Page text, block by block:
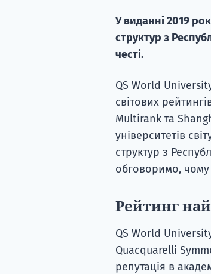
У виданні 2019
структур з
честі.
QS World
світових
Multirank та
університетів
структур з
обговоримо, чому
Рейтинг
QS World
Quacquarelli
репутація в